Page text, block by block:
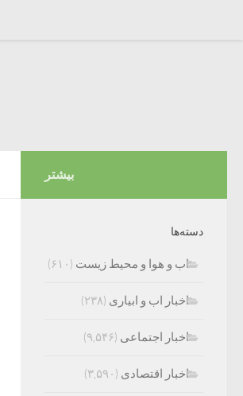
بیشتر
دسته‌ها
اب و هوا و محیط زیست (۶۱۰)
اخبار اب و ابیاری (۲۳۸)
اخبار اجتماعی (۹,۵۴۶)
اخبار اقتصادی (۳,۵۹۰)